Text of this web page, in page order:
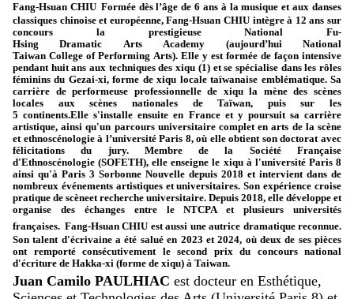
Fang-Hsuan CHIU Formée dès l’âge de 6 ans à la musique et aux danses
classiques chinoise et européenne, Fang-Hsuan CHIU intègre à 12 ans sur
concours la prestigieuse National
Fu-
Hsing
Dramatic Arts Academy
(aujourd’hui National
Taiwan College of Performing Arts). Elle y est formée de façon intensive
pendant huit ans aux techniques des xiqu (1) et se spécialise dans les rôles
féminins du Gezai-xi, forme de xiqu locale taïwanaise emblématique. Sa
carrière de performeuse professionnelle de xiqu la mène des scènes
locales aux scènes nationales de Taïwan, puis sur les
5 continents.Elle s'installe ensuite en France et y poursuit sa carrière
artistique, ainsi qu'un parcours universitaire complet en arts de la scène
et ethnoscénologie à l’université Paris 8, où elle obtient son doctorat avec
félicitations du jury. Membre de la Société Française
d'Ethnoscénologie (SOFETH), elle enseigne le xiqu à l'université Paris 8
ainsi qu'à Paris 3 Sorbonne Nouvelle depuis 2018 et intervient dans de
nombreux événements artistiques et universitaires. Son expérience croise
pratique de scèneet recherche universitaire. Depuis 2018, elle développe et
organise des échanges entre le NTCPA et plusieurs universités
françaises. Fang-Hsuan CHIU est aussi une autrice dramatique reconnue.
Son talent d'écrivaine a été salué en 2023 et 2024, où deux de ses pièces
ont remporté consécutivement le second prix du concours national
d'écriture de Hakka-xi (forme de xiqu) à Taiwan.
Juan Camilo PAULHIAC est docteur en Esthétique,